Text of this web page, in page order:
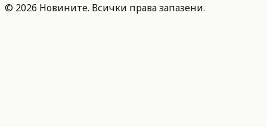
© 2026 Новините. Всички права запазени.